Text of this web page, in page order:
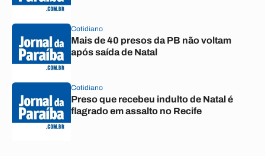
Cotidiano
Mais de 40 presos da PB não voltam
após saída de Natal
Cotidiano
Preso que recebeu indulto de Natal é
flagrado em assalto no Recife